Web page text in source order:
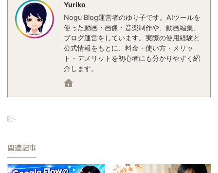
Yuriko
Nogu Blog運営者のゆり子です。AIツールを
使った動画・画像・音楽制作や、動画編集、
ブログ運営をしています。実際の使用経験と
公式情報をもとに、料金・使い方・メリッ
ト・デメリットを初心者にも分かりやすく紹
介します。
-
関連記事